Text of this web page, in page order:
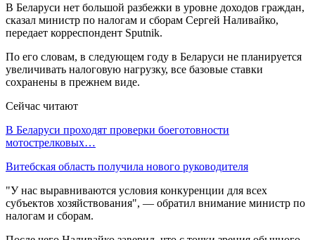
В Беларуси нет большой разбежки в уровне доходов граждан,
сказал министр по налогам и сборам Сергей Наливайко,
передает корреспондент Sputnik.
По его словам, в следующем году в Беларуси не планируется
увеличивать налоговую нагрузку, все базовые ставки
сохранены в прежнем виде.
Сейчас читают
В Беларуси проходят проверки боеготовности
мотострелковых…
Витебская область получила нового руководителя
"У нас выравниваются условия конкуренции для всех
субъектов хозяйствования", — обратил внимание министр по
налогам и сборам.